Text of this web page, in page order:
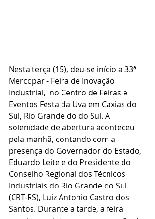
Nesta terça (15), deu-se início a 33ª
Mercopar - Feira de Inovação
Industrial,  no Centro de Feiras e
Eventos Festa da Uva em Caxias do
Sul, Rio Grande do do Sul. A
solenidade de abertura aconteceu
pela manhã, contando com a
presença do Governador do Estado,
Eduardo Leite e do Presidente do
Conselho Regional dos Técnicos
Industriais do Rio Grande do Sul
(CRT-RS), Luiz Antonio Castro dos
Santos. Durante a tarde, a feira